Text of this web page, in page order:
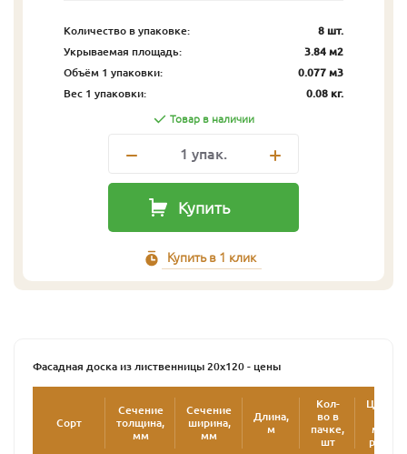
Количество в упаковке:
8 шт.
Укрываемая площадь:
3.84 м2
Объём 1 упаковки:
0.077 м3
Вес 1 упаковки:
0.08 кг.
Товар в наличии
1 упак.
Купить
Купить в 1 клик
Фасадная доска из лиственницы 20х120 - цены
Сорт
Сечение
толщина,
мм
Сечение
ширина,
мм
Длина,
м
Кол-
во в
пачке,
шт
Цена
м
руб.